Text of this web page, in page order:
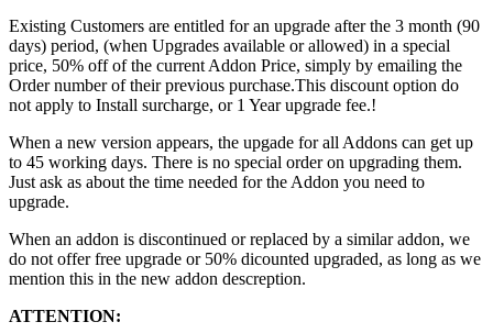
Existing Customers are entitled for an upgrade after the 3 month (90
days) period, (when Upgrades available or allowed) in a special
price, 50% off of the current Addon Price, simply by emailing the
Order number of their previous purchase.This discount option do
not apply to Install surcharge, or 1 Year upgrade fee.!
When a new version appears, the upgade for all Addons can get up
to 45 working days. There is no special order on upgrading them.
Just ask as about the time needed for the Addon you need to
upgrade.
When an addon is discontinued or replaced by a similar addon, we
do not offer free upgrade or 50% dicounted upgraded, as long as we
mention this in the new addon descreption.
ATTENTION: